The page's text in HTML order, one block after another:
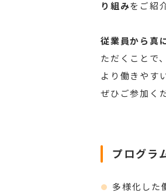
り組みをご紹
従業員から真
ただくことで
より働きやす
ぜひご参加く
プログラ
多様化した